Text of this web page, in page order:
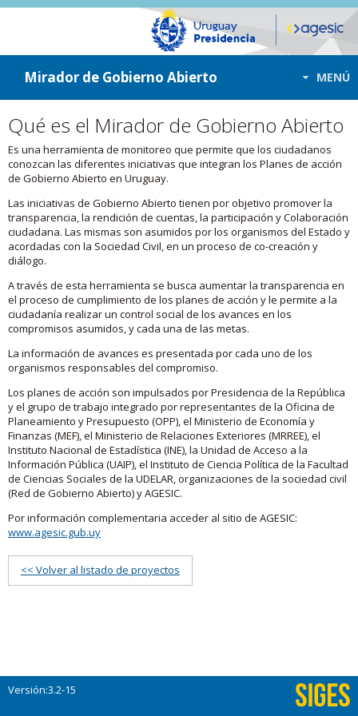
ir a contenido
ir al menú
Mirador de Gobierno Abierto MENÚ
Qué es el Mirador de Gobierno Abierto
Es una herramienta de monitoreo que permite que los ciudadanos
conozcan las diferentes iniciativas que integran los Planes de acción
de Gobierno Abierto en Uruguay.
Las iniciativas de Gobierno Abierto tienen por objetivo promover la
transparencia, la rendición de cuentas, la participación y Colaboración
ciudadana. Las mismas son asumidos por los organismos del Estado y
acordadas con la Sociedad Civil, en un proceso de co-creación y
diálogo.
A través de esta herramienta se busca aumentar la transparencia en
el proceso de cumplimiento de los planes de acción y le permite a la
ciudadanía realizar un control social de los avances en los
compromisos asumidos, y cada una de las metas.
La información de avances es presentada por cada uno de los
organismos responsables del compromiso.
Los planes de acción son impulsados por Presidencia de la República
y el grupo de trabajo integrado por representantes de la Oficina de
Planeamiento y Presupuesto (OPP), el Ministerio de Economía y
Finanzas (MEF), el Ministerio de Relaciones Exteriores (MRREE), el
Instituto Nacional de Estadística (INE), la Unidad de Acceso a la
Información Pública (UAIP), el Instituto de Ciencia Política de la Facultad
de Ciencias Sociales de la UDELAR, organizaciones de la sociedad civil
(Red de Gobierno Abierto) y AGESIC.
Por información complementaria acceder al sitio de AGESIC:
www.agesic.gub.uy
<< Volver al listado de proyectos
Versión:3.2-15